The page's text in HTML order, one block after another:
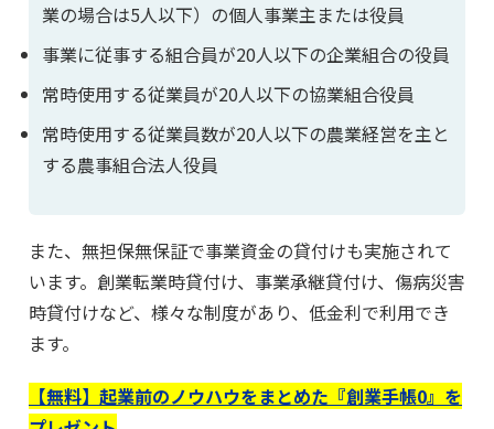
業の場合は5人以下）の個人事業主または役員
事業に従事する組合員が20人以下の企業組合の役員
常時使用する従業員が20人以下の協業組合役員
常時使用する従業員数が20人以下の農業経営を主と
する農事組合法人役員
また、無担保無保証で事業資金の貸付けも実施されて
います。創業転業時貸付け、事業承継貸付け、傷病災害
時貸付けなど、様々な制度があり、低金利で利用でき
ます。
【無料】起業前のノウハウをまとめた『創業手帳0』を